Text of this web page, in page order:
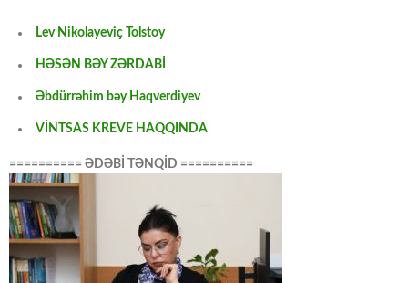
Lev Nikolayeviç Tolstoy
HƏSƏN BƏY ZƏRDABİ
Əbdürrəhim bəy Haqverdiyev
VİNTSAS KREVE HAQQINDA
========== ƏDƏBİ TƏNQİD ==========